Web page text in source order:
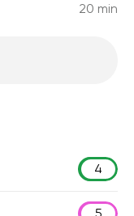
20 min
4